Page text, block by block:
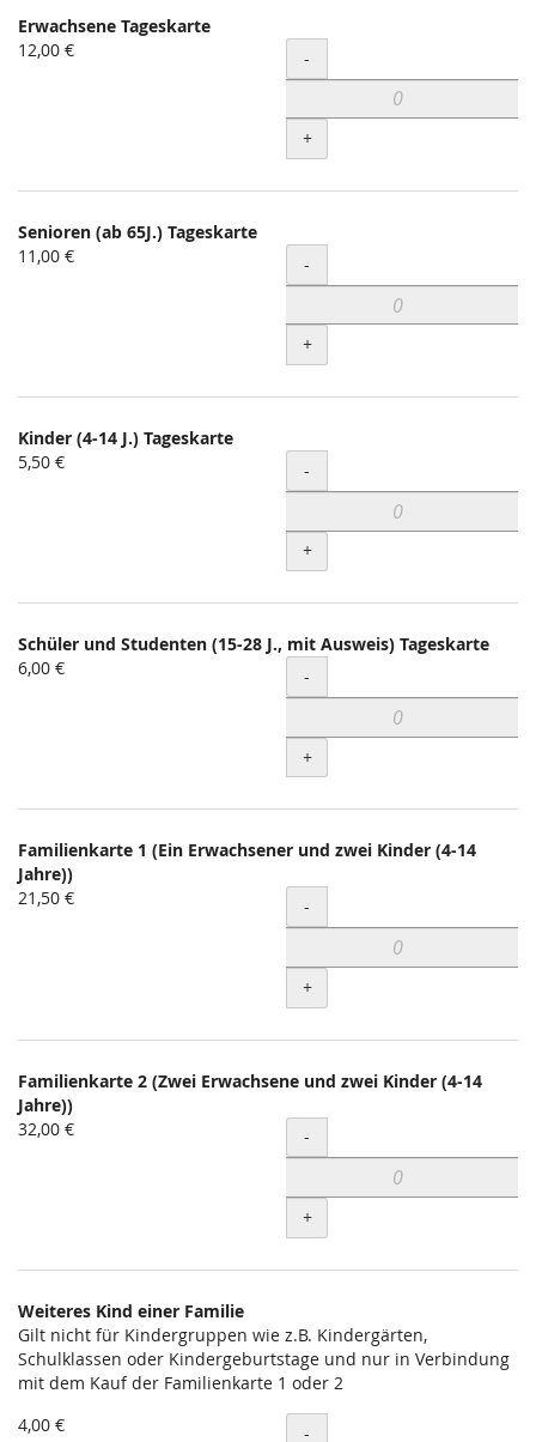
Unkategorisierte
Erwachsene Tageskarte
12,00 €
Menge
-
+
Senioren (ab 65J.) Tageskarte
11,00 €
Menge
-
+
Kinder (4-14 J.) Tageskarte
5,50 €
Menge
-
+
Schüler und Studenten (15-28 J., mit Ausweis) Tageskarte
6,00 €
Menge
-
+
Familienkarte 1 (Ein Erwachsener und zwei Kinder (4-14
Jahre))
21,50 €
Menge
-
+
Familienkarte 2 (Zwei Erwachsene und zwei Kinder (4-14
Jahre))
32,00 €
Menge
-
+
Weiteres Kind einer Familie
Gilt nicht für Kindergruppen wie z.B. Kindergärten,
Schulklassen oder Kindergeburtstage und nur in Verbindung
mit dem Kauf der Familienkarte 1 oder 2
4,00 €
Menge
-